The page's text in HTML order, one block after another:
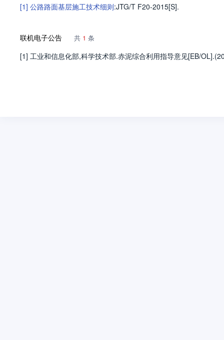
[1] 公路路面基层施工技术细则:JTG/T F20-2015[S].
联机电子公告 共 1 条
[1] 工业和信息化部,科学技术部.赤泥综合利用指导意见[EB/